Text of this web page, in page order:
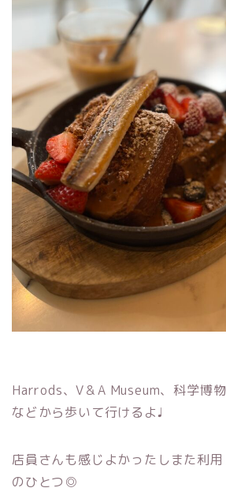
Harrods、V＆A Museum、科学博
などから歩いて行けるよ♩
店員さんも感じよかったしまた利
のひとつ◎